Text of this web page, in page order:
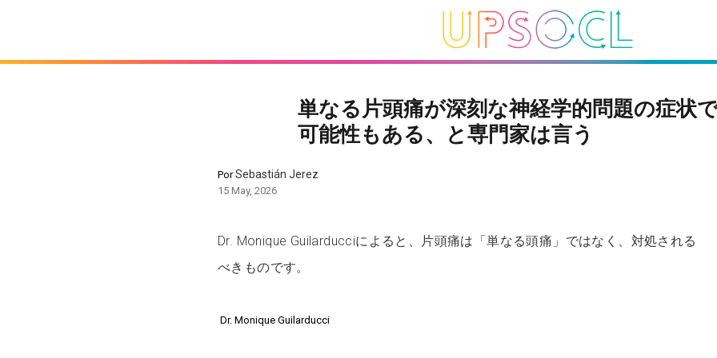
単なる片頭痛が深刻な神経学的問題の症状
可能性もある、と専門家は言う
PorSebastián Jerez
15 May, 2026
Dr. Monique Guilarducciによると、片頭痛は「単なる頭痛」ではなく、対処される
べきものです。
Dr. Monique Guilarducci